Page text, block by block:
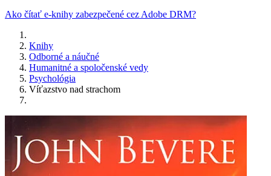
Ako čítať e-knihy zabezpečené cez Adobe DRM?
Knihy
Odborné a náučné
Humanitné a spoločenské vedy
Psychológia
Víťazstvo nad strachom